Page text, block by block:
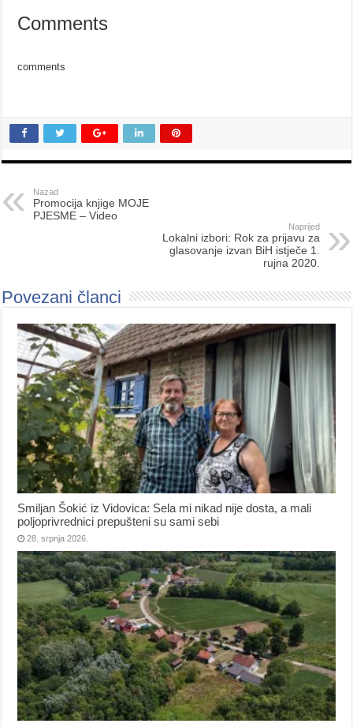
Comments
comments
Nazad
Promocija knjige MOJE
PJESME – Video
Naprijed
Lokalni izbori: Rok za prijavu za
glasovanje izvan BiH istječe 1.
rujna 2020.
Povezani članci
Smiljan Šokić iz Vidovica: Sela mi nikad nije dosta, a mali
poljoprivrednici prepušteni su sami sebi
28. srpnja 2026.